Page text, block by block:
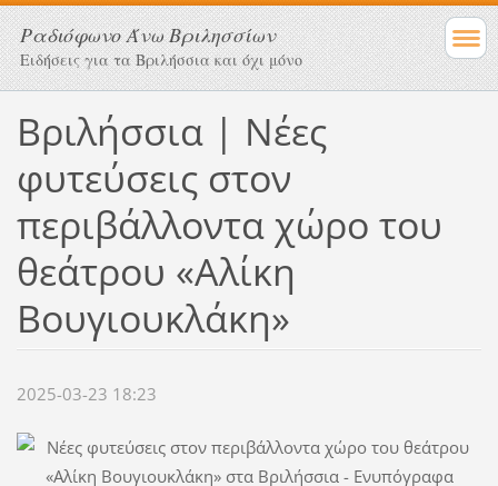
Ραδιόφωνο Άνω Βριλησσίων
Ειδήσεις για τα Βριλήσσια και όχι μόνο
Βριλήσσια | Νέες
φυτεύσεις στον
περιβάλλοντα χώρο του
θεάτρου «Αλίκη
Βουγιουκλάκη»
2025-03-23 18:23